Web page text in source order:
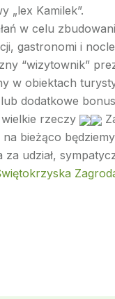
„lex Kamilek”.
w celu
gastronomi i
“wizytownik”
w obiektach
dodatkowe
wielkie rzeczy
bieżąco
udział,